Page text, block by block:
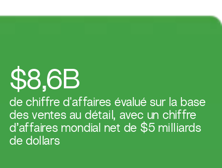
$8,6B
de chiffre d'affaires évalué sur la base
des ventes au détail, avec un chiffre
d’affaires mondial net de $5 milliards
de dollars